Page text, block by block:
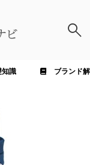
識 ブランド